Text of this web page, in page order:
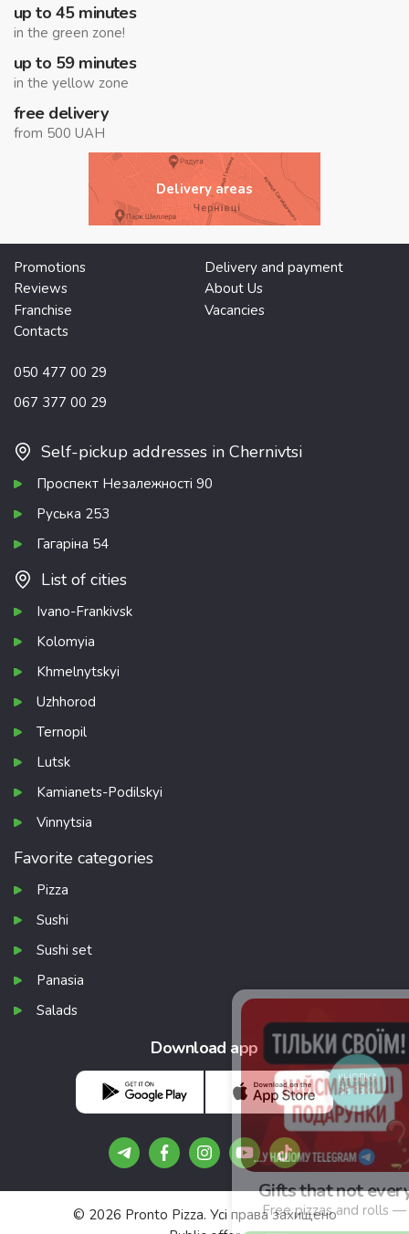
up to 45 minutes
in the green zone!
up to 59 minutes
in the yellow zone
free delivery
from 500 UAH
Delivery areas
Promotions
Delivery and payment
Reviews
About Us
Franchise
Vacancies
Contacts
050 477 00 29
067 377 00 29
Self-pickup addresses in Chernivtsi
Проспект Незалежності 90
Руська 253
Гагаріна 54
List of cities
Ivano-Frankivsk
Kolomyia
Khmelnytskyi
Uzhhorod
Ternopil
Lutsk
Kamianets-Podilskyi
Vinnytsia
Favorite categories
Pizza
Sushi
Sushi set
Panasia
Salads
Download app
© 2026 Pronto Pizza. Усі права захищено
Gifts that not everyone knows about 🎁
Free pizzas and rolls — search in our Telegram 🔍
КНОПКА
ЗВ'ЯЗКУ